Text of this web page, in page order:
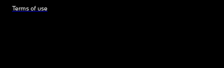
Terms of use